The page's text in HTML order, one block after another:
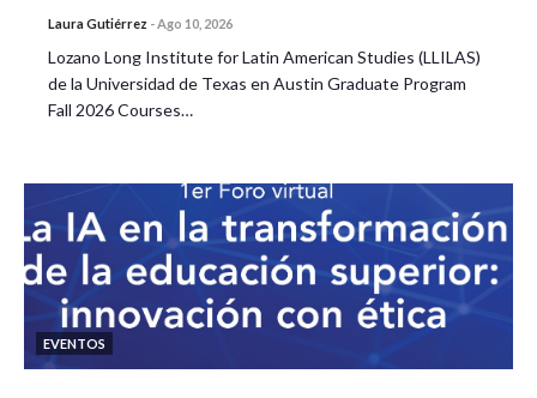
Laura Gutiérrez -Ago 10, 2026
Lozano Long Institute for Latin American Studies (LLILAS)
de la Universidad de Texas en Austin Graduate Program
Fall 2026 Courses…
EVENTOS